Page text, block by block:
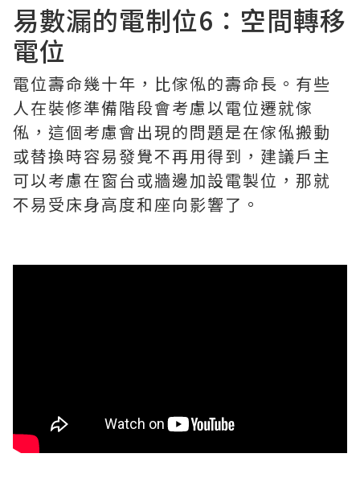
易數漏的電制位6：空間轉移
電位
電位壽命幾十年，比傢俬的壽命長。有些
人在裝修準備階段會考慮以電位遷就傢
俬，這個考慮會出現的問題是在傢俬搬動
或替換時容易發覺不再用得到，建議戶主
可以考慮在窗台或牆邊加設電製位，那就
不易受床身高度和座向影響了。